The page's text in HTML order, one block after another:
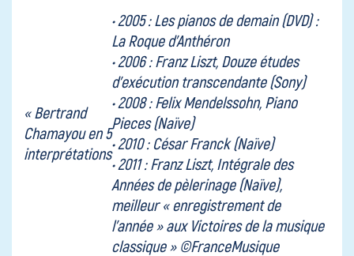
« Bertrand
Chamayou en 5
interprétations
• 2005 : Les pianos de demain (DVD) :
La Roque d’Anthéron
• 2006 : Franz Liszt, Douze études
d’exécution transcendante (Sony)
• 2008 : Felix Mendelssohn, Piano
Pieces (Naïve)
• 2010 : César Franck (Naïve)
• 2011 : Franz Liszt, Intégrale des
Années de pèlerinage (Naïve),
meilleur « enregistrement de
l’année » aux Victoires de la musique
classique » ©FranceMusique